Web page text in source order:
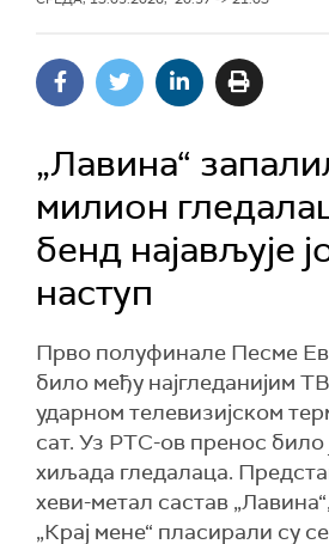
„Лавина“
милион
бенд најављује
наступ
Прво полуфинале Песме
било међу најгледанијим
ударном телевизијском
сат. Уз РТС-ов пренос било
хиљада гледалаца.
хеви-метал састав
„Крај мене“ пласирали су